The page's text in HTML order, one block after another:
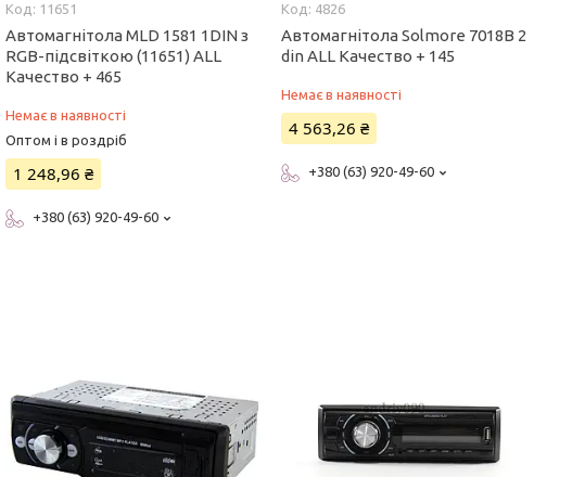
11651
Автомагнітола MLD 1581 1DIN з
RGB-підсвіткою (11651) ALL
Качество + 465
Немає в наявності
Оптом і в роздріб
1 248,96 ₴
+380 (63) 920-49-60
4826
Автомагнітола Solmore 7018B 2
din ALL Качество + 145
Немає в наявності
4 563,26 ₴
+380 (63) 920-49-60